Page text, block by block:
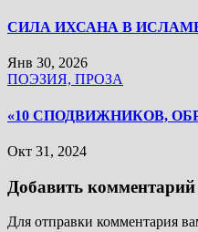
СИЛА ИХСАНА В
Янв 30, 2026
ПОЭЗИЯ, ПРОЗА
«10 СПОДВИЖНИКОВ,
Окт 31, 2024
Добавить комментарий
Для отправки комментария